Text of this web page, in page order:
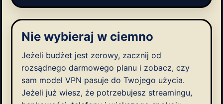
Nie wybieraj w ciemno
Jeżeli budżet jest zerowy, zacznij od
rozsądnego darmowego planu i zobacz, czy
sam model VPN pasuje do Twojego użycia.
Jeżeli już wiesz, że potrzebujesz streamingu,